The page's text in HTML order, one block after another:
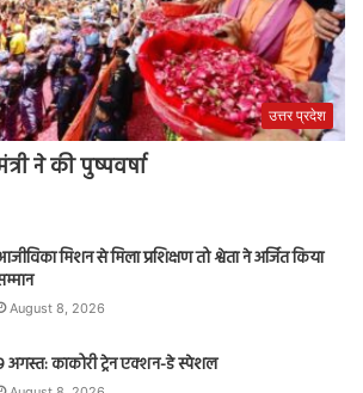
उत्तर प्रदेश
ने की पुष्पवर्षा
मिशन से मिला प्रशिक्षण तो श्वेता ने अर्जित किया
August 8, 2026
अगस्त: काकोरी ट्रेन एक्शन-डे स्पेशल